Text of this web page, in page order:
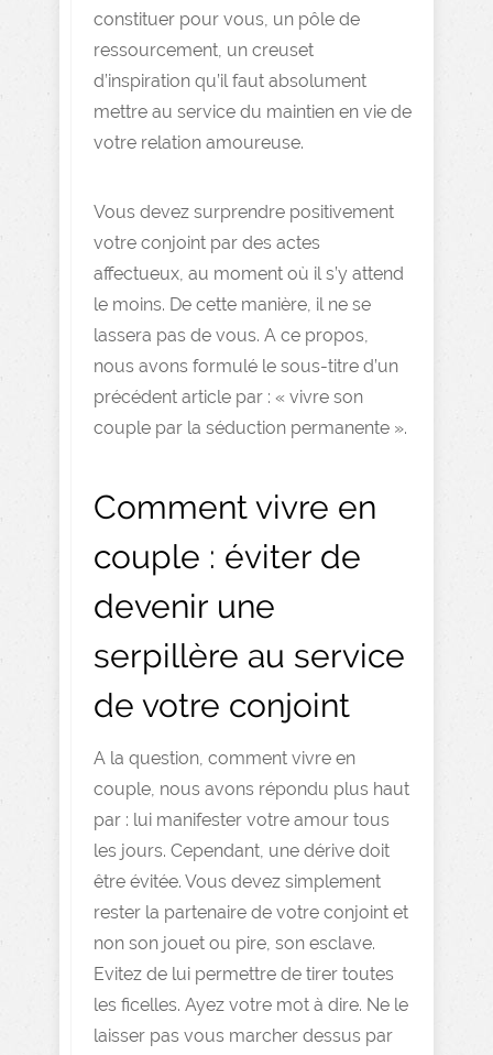
constituer pour vous, un pôle de
ressourcement, un creuset
d’inspiration qu’il faut absolument
mettre au service du maintien en vie de
votre relation amoureuse.
Vous devez surprendre positivement
votre conjoint par des actes
affectueux, au moment où il s’y attend
le moins. De cette manière, il ne se
lassera pas de vous. A ce propos,
nous avons formulé le sous-titre d’un
précédent article par : « vivre son
couple par la séduction permanente ».
Comment vivre en
couple : éviter de
devenir une
serpillère au service
de votre conjoint
A la question, comment vivre en
couple, nous avons répondu plus haut
par : lui manifester votre amour tous
les jours. Cependant, une dérive doit
être évitée. Vous devez simplement
rester la partenaire de votre conjoint et
non son jouet ou pire, son esclave.
Evitez de lui permettre de tirer toutes
les ficelles. Ayez votre mot à dire. Ne le
laisser pas vous marcher dessus par